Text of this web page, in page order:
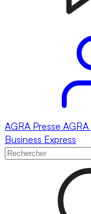
AGRA Presse AGRA
Business Express